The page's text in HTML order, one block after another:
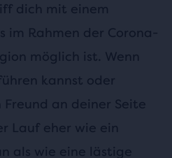
dich mit einem
im Rahmen der Corona-
möglich ist. Wenn
kannst oder
an deiner Seite
Lauf eher wie ein
als wie eine lästige